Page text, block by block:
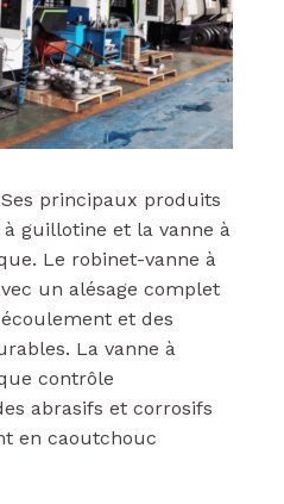
principaux produits
guillotine et la vanne à
Le robinet-vanne à
un alésage complet
et des
La vanne à
contrôle
abrasifs et corrosifs
en caoutchouc